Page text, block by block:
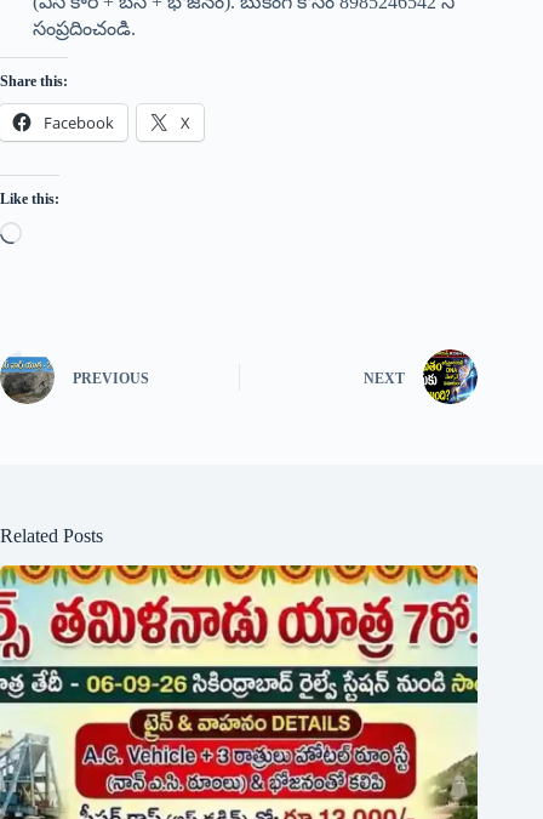
సంప్రదించండి.
Share this:
Facebook X
Like this:
PREVIOUS NEXT
Related Posts